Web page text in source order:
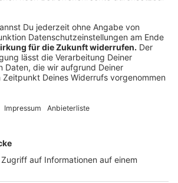
Links zum Thema:
Wo werden Bäume gefällt?
zu den Baumfällungen
hatte die Stadt Bäume fällen
verschänkt Bäume an Düsseldorfer
endgültig entfernt